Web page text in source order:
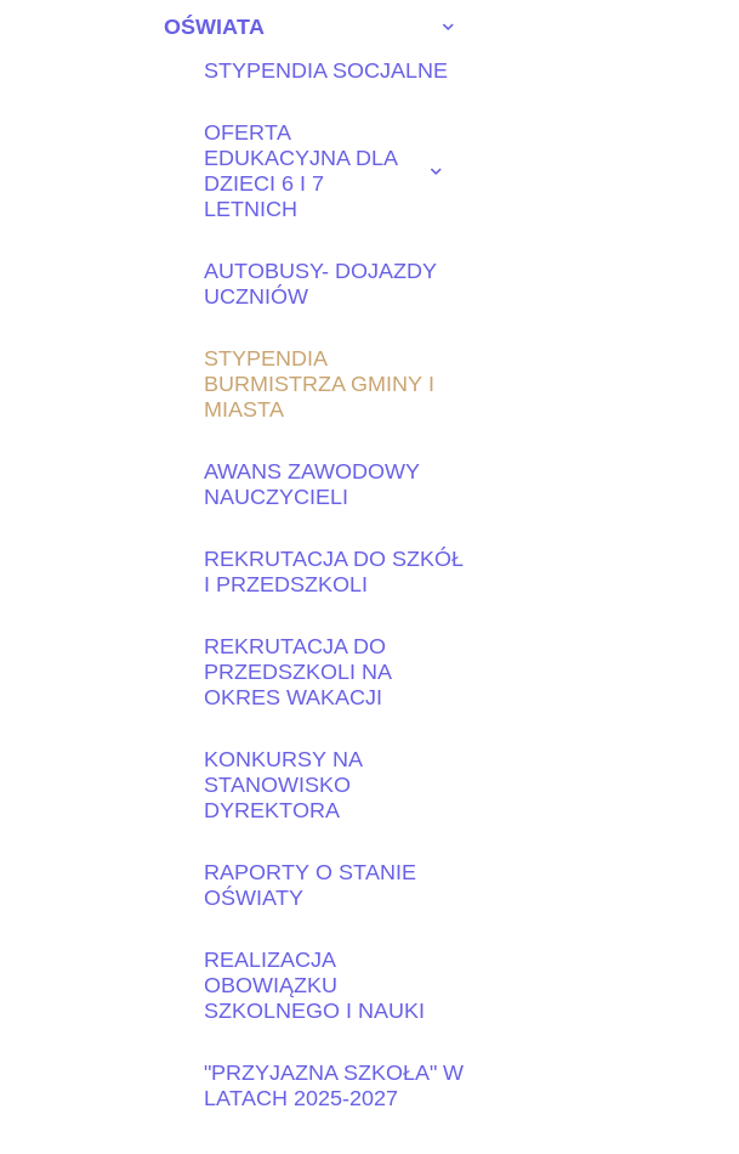
OŚWIATA
STYPENDIA SOCJALNE
OFERTA
EDUKACYJNA DLA
DZIECI 6 I 7
LETNICH
AUTOBUSY- DOJAZDY
UCZNIÓW
STYPENDIA
BURMISTRZA GMINY I
MIASTA
AWANS ZAWODOWY
NAUCZYCIELI
REKRUTACJA DO SZKÓŁ
I PRZEDSZKOLI
REKRUTACJA DO
PRZEDSZKOLI NA
OKRES WAKACJI
KONKURSY NA
STANOWISKO
DYREKTORA
RAPORTY O STANIE
OŚWIATY
REALIZACJA
OBOWIĄZKU
SZKOLNEGO I NAUKI
"PRZYJAZNA SZKOŁA" W
LATACH 2025-2027